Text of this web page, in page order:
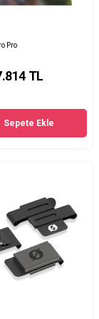
Pro
TL
Sepete Ekle